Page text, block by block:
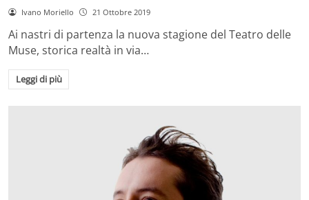
Ivano Moriello 21 Ottobre 2019
Ai nastri di partenza la nuova stagione del Teatro delle
Muse, storica realtà in via…
Leggi di più